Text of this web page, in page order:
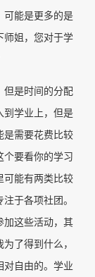
可能是更多的是
师姐，您对于学
但是时间的分配
到学业上，但是
是需要花费比较
个要看你的学习
可能有两类比较
于各项社团。
加这些活动，其
了得到什么，
对自由的。学业